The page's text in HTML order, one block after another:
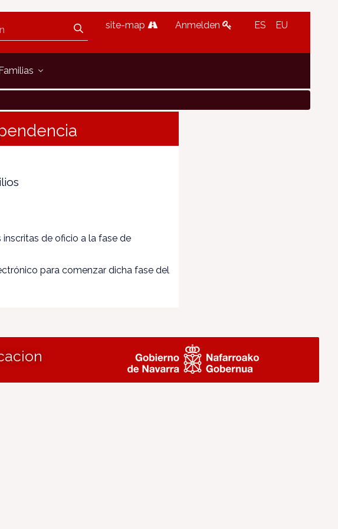
site-map Anmelden ES EU
de oficio a la fase de
para comenzar dicha fase del